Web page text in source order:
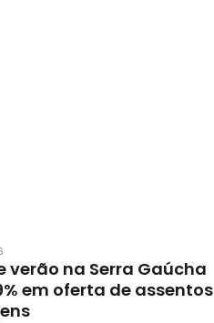
verão na Serra Gaúcha
em oferta de assentos